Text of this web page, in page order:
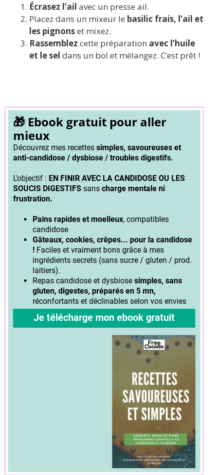
Écrasez l’ail avec un presse ail.
Placez dans un mixeur le basilic frais, l’ail et
les pignonset mixez.
Rassemblez cette préparation avec l’huile
et le sel dans un bol et mélangez. C’est prêt !